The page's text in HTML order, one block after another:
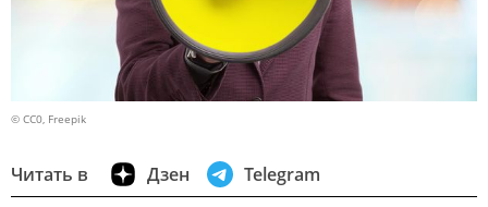
© CC0, Freepik
Читать в Дзен Telegram